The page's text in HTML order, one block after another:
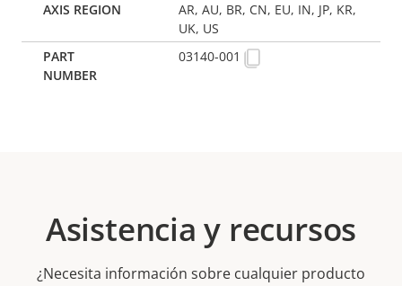
AR, AU, BR, CN, EU, IN, JP, KR,
UK, US
03140-001
Asistencia y recursos
¿Necesita información sobre cualquier producto